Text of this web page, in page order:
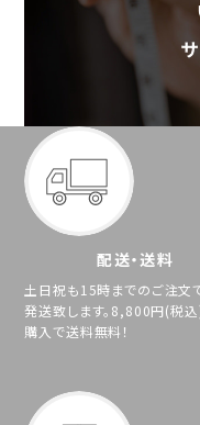
配送・送料
土日祝も15時までのご注文
発送致します。8,800円(税
購入で送料無料！